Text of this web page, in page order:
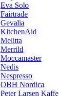
Eva Solo
Fairtrade
Gevalia
KitchenAid
Melitta
Merrild
Moccamaster
Nedis
Nespresso
OBH Nordica
Peter Larsen Kaffe